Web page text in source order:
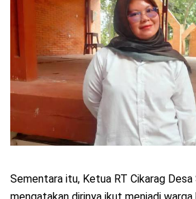
Sementara itu, Ketua RT Cikarag Desa